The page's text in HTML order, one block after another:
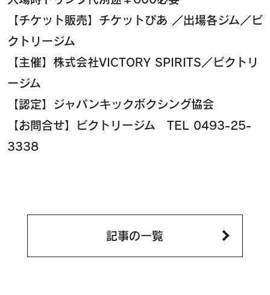
【チケット販売】チケットぴあ ／出場各ジム／ビ
クトリージム
【主催】株式会社VICTORY SPIRITS／ビクトリ
ージム
【認定】ジャパンキックボクシング協会
【お問合せ】ビクトリージム TEL 0493-25-
3338
記事の一覧